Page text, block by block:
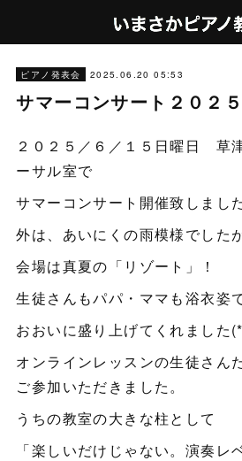
ピアノ発表会 2025.06.20 05:53
サマーコンサート２０２
２０２５／６／１５日曜日 草
ーサル室で
サマーコンサート開催致しました
外は、あいにくの雨模様でした
会場は真夏の「リゾート」！
生徒さんもパパ・ママも浴衣姿
おおいに盛り上げてくれました
オンラインレッスンの生徒さん
ご参加いただきました。
うちの教室の大きな柱として
「楽しいだけじゃない。演奏レ